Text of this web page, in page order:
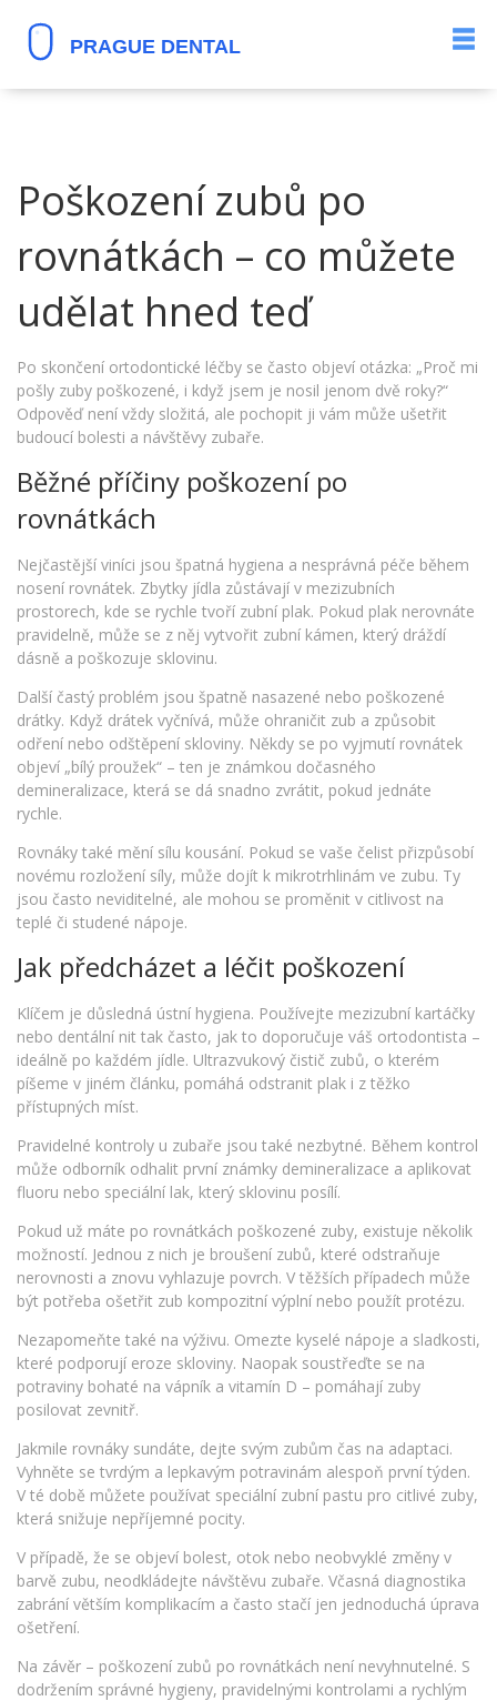
Poškození zubů po
rovnátkách – co můžete
udělat hned teď
Po skončení ortodontické léčby se často objeví otázka: „Proč mi
pošly zuby poškozené, i když jsem je nosil jenom dvě roky?“
Odpověď není vždy složitá, ale pochopit ji vám může ušetřit
budoucí bolesti a návštěvy zubaře.
Běžné příčiny poškození po
rovnátkách
Nejčastější viníci jsou špatná hygiena a nesprávná péče během
nosení rovnátek. Zbytky jídla zůstávají v mezizubních
prostorech, kde se rychle tvoří zubní plak. Pokud plak nerovnáte
pravidelně, může se z něj vytvořit zubní kámen, který dráždí
dásně a poškozuje sklovinu.
Další častý problém jsou špatně nasazené nebo poškozené
drátky. Když drátek vyčnívá, může ohraničit zub a způsobit
odření nebo odštěpení skloviny. Někdy se po vyjmutí rovnátek
objeví „bílý proužek“ – ten je známkou dočasného
demineralizace, která se dá snadno zvrátit, pokud jednáte
rychle.
Rovnáky také mění sílu kousání. Pokud se vaše čelist přizpůsobí
novému rozložení síly, může dojít k mikrotrhlinám ve zubu. Ty
jsou často neviditelné, ale mohou se proměnit v citlivost na
teplé či studené nápoje.
Jak předcházet a léčit poškození
Klíčem je důsledná ústní hygiena. Používejte mezizubní kartáčky
nebo dentální nit tak často, jak to doporučuje váš ortodontista –
ideálně po každém jídle. Ultrazvukový čistič zubů, o kterém
píšeme v jiném článku, pomáhá odstranit plak i z těžko
přístupných míst.
Pravidelné kontroly u zubaře jsou také nezbytné. Během kontrol
může odborník odhalit první známky demineralizace a aplikovat
fluoru nebo speciální lak, který sklovinu posílí.
Pokud už máte po rovnátkách poškozené zuby, existuje několik
možností. Jednou z nich je broušení zubů, které odstraňuje
nerovnosti a znovu vyhlazuje povrch. V těžších případech může
být potřeba ošetřit zub kompozitní výplní nebo použít protézu.
Nezapomeňte také na výživu. Omezte kyselé nápoje a sladkosti,
které podporují eroze skloviny. Naopak soustřeďte se na
potraviny bohaté na vápník a vitamín D – pomáhají zuby
posilovat zevnitř.
Jakmile rovnáky sundáte, dejte svým zubům čas na adaptaci.
Vyhněte se tvrdým a lepkavým potravinám alespoň první týden.
V té době můžete používat speciální zubní pastu pro citlivé zuby,
která snižuje nepříjemné pocity.
V případě, že se objeví bolest, otok nebo neobvyklé změny v
barvě zubu, neodkládejte návštěvu zubaře. Včasná diagnostika
zabrání větším komplikacím a často stačí jen jednoduchá úprava
ošetření.
Na závěr – poškození zubů po rovnátkách není nevyhnutelné. S
dodržením správné hygieny, pravidelnými kontrolami a rychlým